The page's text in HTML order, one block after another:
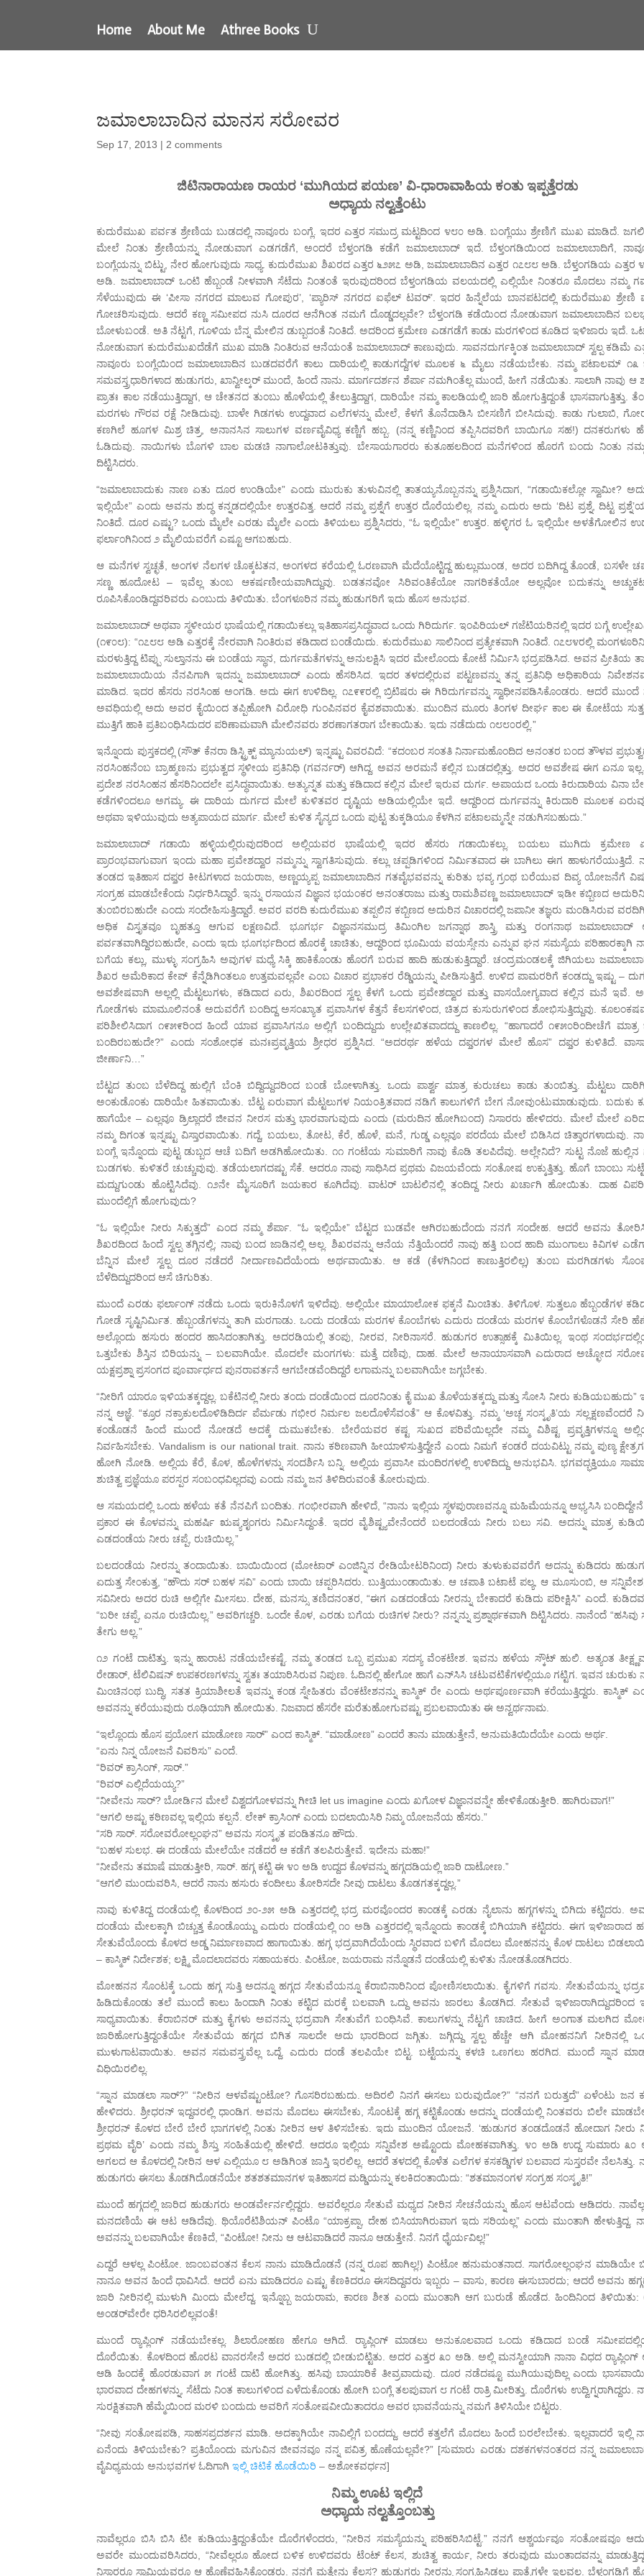
Home About Me Athree Books
ಜಮಾಲಾಬಾದಿನ ಮಾನಸ ಸರೋವರ
Sep 17, 2013 | 2 comments
ಜಿಟಿನಾರಾಯಣ ರಾಯರ ‘ಮುಗಿಯದ ಪಯಣ’ ವಿ-ಧಾರಾವಾಹಿಯ ಕಂತು ಇಪ್ಪತ್ತೆರಡು
ಅಧ್ಯಾಯ ನಲ್ವತ್ತೆಂಟು
ಕುದುರೆಮುಖ ಪರ್ವತ ಶ್ರೇಣಿಯ ಬುಡದಲ್ಲಿ ನಾವೂರು ಬಂಗ್ಲೆ. ಇದರ ಎತ್ತರ ಸಮುದ್ರ ಮಟ್ಟದಿಂದ ೪೮೦ ಅಡಿ. ಬಂಗ್ಲೆಯು ಶ್ರೇಣಿಗೆ ಮುಖ ಮಾಡಿದೆ.
ಮೇಲೆ ನಿಂತು ಶ್ರೇಣಿಯನ್ನು ನೋಡುವಾಗ ಎಡಗಡೆಗೆ, ಅಂದರೆ ಬೆಳ್ತಂಗಡಿ ಕಡೆಗೆ ಜಮಾಲಾಬಾದ್ ಇದೆ. ಬೆಳ್ತಂಗಡಿಯಿಂದ ಜಮಾಲಾಬಾದಿಗೆ,
ಬಂಗ್ಲೆಯನ್ನು ಬಿಟ್ಟು, ನೇರ ಹೋಗುವುದು ಸಾಧ್ಯ. ಕುದುರೆಮುಖ ಶಿಖರದ ಎತ್ತರ ೬೨೫೭ ಅಡಿ, ಜಮಾಲಾಬಾದಿನ ಎತ್ತರ ೧೭೮೮ ಅಡಿ. ಬೆಳ್ತಂಗಡಿಯ ಎತ್ತರ
ಅಡಿ. ಜಮಾಲಾಬಾದ್ ಒಂಟಿ ಹೆಬ್ಬಂಡೆ ನೀಳವಾಗಿ ಸೆಟೆದು ನಿಂತಂತೆ ಇರುವುದರಿಂದ ಬೆಳ್ತಂಗಡಿಯ ವಲಯದಲ್ಲಿ ಎಲ್ಲಿಯೇ ನಿಂತರೂ ಮೊದಲು ನಮ್ಮ
ಸೆಳೆಯುವುದು ಈ ‘ಪೀಸಾ ನಗರದ ಮಾಲುವ ಗೋಪುರ’, ‘ಪ್ಯಾರಿಸ್ ನಗರದ ಐಫೆಲ್ ಟವರ್’. ಇದರ ಹಿನ್ನೆಲೆಯ ಬಾನಪಟದಲ್ಲಿ ಕುದುರೆಮುಖ ಶ್ರೇಣಿ
ಗೋಚರಿಸುವುದು. ಆದರೆ ಕಣ್ಣ ಸಮೀಪದ ನುಸಿ ದೂರದ ಆನೆಗಿಂತ ನಮಗೆ ದೊಡ್ಡದಲ್ಲವೇ? ಬೆಳ್ತಂಗಡಿ ಕಡೆಯಿಂದ ನೋಡುವಾಗ ಜಮಾಲಾಬಾದಿನ
ಬೋಳುಬಂಡೆ. ಅತಿ ನೆಟ್ಟಗೆ, ಗೂಳಿಯ ಬೆನ್ನ ಮೇಲಿನ ಡುಬ್ಬದಂತೆ ನಿಂತಿದೆ. ಅದರಿಂದ ಕ್ರಮೇಣ ಎಡಗಡೆಗೆ ಕಾಡು ಮರಗಳಿಂದ ಕೂಡಿದ ಇಳಿಜಾರು ಇದೆ.
ನೋಡುವಾಗ ಕುದುರೆಮುಖದೆಡೆಗೆ ಮುಖ ಮಾಡಿ ನಿಂತಿರುವ ಆನೆಯಂತೆ ಜಮಾಲಾಬಾದ್ ಕಾಣುವುದು. ಸಾವನದುರ್ಗಕ್ಕಿಂತ ಜಮಾಲಾಬಾದ್ ಸ್ವಲ್ಪ ಕಡಿಮೆ
ನಾವೂರು ಬಂಗ್ಲೆಯಿಂದ ಜಮಾಲಾಬಾದಿನ ಬುಡದವರೆಗೆ ಕಾಲು ದಾರಿಯಲ್ಲಿ ಕಾಡುಗದ್ದೆಗಳ ಮೂಲಕ ೬ ಮೈಲು ನಡೆಯಬೇಕು. ನಮ್ಮ ಪಟಾಲಮ್ ೧೩
ಸಮವಸ್ತ್ರಧಾರಿಗಳಾದ ಹುಡುಗರು, ಖಾನ್ವೀಲ್ಕರ್ ಮುಂದೆ, ಹಿಂದೆ ನಾನು. ಮಾರ್ಗದರ್ಶನ ಶೆರ್ಪಾ ನಮಗಿಂತೆಲ್ಲ ಮುಂದೆ, ಹೀಗೆ ನಡೆಯಿತು. ಸಾಲಾಗಿ ನಾವು ಆ
ಪ್ರಾತಃ ಕಾಲ ನಡೆಯುತ್ತಿದ್ದಾಗ, ಆ ಚೇತನದ ತುಂಬು ಹೊಳೆಯಲ್ಲಿ ತೇಲುತ್ತಿದ್ದಾಗ, ದಾರಿಯೇ ನಮ್ಮ ಕಾಲಡಿಯಲ್ಲಿ ಜಾರಿ ಹೋಗುತ್ತಿದ್ದಂತೆ ಭಾಸವಾಗುತ್ತಿತ್ತು.
ಮರಗಳು ಗೌರವ ರಕ್ಷೆ ನೀಡಿದುವು. ಬಾಳೇ ಗಿಡಗಳು ಉದ್ದವಾದ ಎಲೆಗಳನ್ನು ಮೇಲೆ, ಕೆಳಗೆ ತೊನೆದಾಡಿಸಿ ಬೀಸಣಿಗೆ ಬೀಸಿದುವು. ಕಾಡು ಗುಲಾಬಿ,
ಕಣಗಿಲೆ ಹೂಗಳ ಮಿಶ್ರ ಚಿತ್ರ, ಅನಾನಸಿನ ಸಾಲುಗಳ ವರ್ಣವೈವಿಧ್ಯ ಕಣ್ಣಿಗೆ ಹಬ್ಬ. (ನನ್ನ ಕಣ್ಣಿನಿಂದ ತಪ್ಪಿಸಿದವರಿಗೆ ಬಾಯಿಗೂ ಸಹ!) ದನಕರುಗಳು
ಓಡಿದುವು. ನಾಯಿಗಳು ಬೊಗಳಿ ಬಾಲ ಮಡಚಿ ನಾಗಾಲೋಟಕಿತ್ತುವು. ಬೇಸಾಯಗಾರರು ಕುತೂಹಲದಿಂದ ಮನೆಗಳಿಂದ ಹೊರಗೆ ಬಂದು ನಿಂತು
ದಿಟ್ಟಿಸಿದರು.
“ಜಮಾಲಾಬಾದುಕು ನಾಣ ಏತು ದೂರ ಉಂಡಿಯೇ” ಎಂದು ಮುರುಕು ತುಳುವಿನಲ್ಲಿ ತಾತಯ್ಯನೊಬ್ಬನನ್ನು ಪ್ರಶ್ನಿಸಿದಾಗ, “ಗಡಾಯಿಕಲ್ಲೋ ಸ್ವಾಮೀ?
ಇಲ್ಲಿಯೇ” ಎಂದು ಅವನು ಶುದ್ಧ ಕನ್ನಡದಲ್ಲಿಯೇ ಉತ್ತರವಿತ್ತ. ಆದರೆ ನಮ್ಮ ಪ್ರಶ್ನೆಗೆ ಉತ್ತರ ದೊರೆಯಲಿಲ್ಲ. ನಮ್ಮ ಎದುರು ಅದು ‘ದಿಟ ಪ್ರಶ್ನೆ, ದಿಟ್ಟ
ನಿಂತಿದೆ. ದೂರ ಎಷ್ಟು? ಒಂದು ಮೈಲೇ ಎರಡು ಮೈಲೇ ಎಂದು ತಿಳಿಯಲು ಪ್ರಶ್ನಿಸಿದರು, “ಓ ಇಲ್ಲಿಯೇ” ಉತ್ತರ. ಹಳ್ಳಿಗರ ಓ ಇಲ್ಲಿಯೇ ಅಳತೆಗೋಲಿನ
ಫರ್ಲಾಂಗಿನಿಂದ ೨ ಮೈಲಿಯವರೆಗೆ ಎಷ್ಟೂ ಆಗಬಹುದು.
ಆ ಮನೆಗಳ ಸ್ವಚ್ಛತೆ, ಅಂಗಳ ನೆಲಗಳ ಚೊಕ್ಕಟತನ, ಅಂಗಳದ ಕರೆಯಲ್ಲಿ ಓರಣವಾಗಿ ಮೆದೆಯೊಟ್ಟಿದ್ದ ಹುಲ್ಲುಮುಂಡ, ಅದರ ಬದಿಗಿದ್ದ ತೊಂಡೆ, ಬಸಳೇ
ಸಣ್ಣ ಹೂದೋಟ – ಇವೆಲ್ಲ ತುಂಬ ಆಕರ್ಷಣೀಯವಾಗಿದ್ದುವು. ಬಡತನವೋ ಸಿರಿವಂತಿಕೆಯೋ ನಾಗರಿಕತೆಯೋ ಅಲ್ಲವೋ ಬದುಕನ್ನು
ರೂಪಿಸಿಕೊಂಡಿದ್ದವರಿವರು ಎಂಬುದು ತಿಳಿಯಿತು. ಬೆಂಗಳೂರಿನ ನಮ್ಮ ಹುಡುಗರಿಗೆ ಇದು ಹೊಸ ಅನುಭವ.
ಜಮಾಲಾಬಾದ್ ಅಥವಾ ಸ್ಥಳೀಯರ ಭಾಷೆಯಲ್ಲಿ ಗಡಾಯಿಕಲ್ಲು ಇತಿಹಾಸಪ್ರಸಿದ್ಧವಾದ ಒಂದು ಗಿರಿದುರ್ಗ. ಇಂಪಿರಿಯಲ್ ಗಜೆಟಿಯರಿನಲ್ಲಿ ಇದರ ಬಗ್ಗೆ
(೧೯೦೮): “೧೭೮೮ ಅಡಿ ಎತ್ತರಕ್ಕೆ ನೇರವಾಗಿ ನಿಂತಿರುವ ಕಡಿದಾದ ಬಂಡೆಯಿದು. ಕುದುರೆಮುಖ ಸಾಲಿನಿಂದ ಪ್ರತ್ಯೇಕವಾಗಿ ನಿಂತಿದೆ. ೧೭೮೪ರಲ್ಲಿ
ಮರಳುತ್ತಿದ್ದ ಟಿಪ್ಪು ಸುಲ್ತಾನನು ಈ ಬಂಡೆಯ ಸ್ಥಾನ, ದುರ್ಗಮತೆಗಳನ್ನು ಅನುಲಕ್ಷಿಸಿ ಇದರ ಮೇಲೊಂದು ಕೋಟೆ ನಿರ್ಮಿಸಿ ಭದ್ರಪಡಿಸಿದ. ಅವನ ಪ್ರೀತಿಯ
ಜಮಾಲಾಬಾಯಿಯ ನೆನಪಿಗಾಗಿ ಇದನ್ನು ಜಮಾಲಾಬಾದ್ ಎಂದು ಹೆಸರಿಸಿದ. ಇದರ ತಳದಲ್ಲಿರುವ ಪಟ್ಟಣವನ್ನು ತನ್ನ ಪ್ರತಿನಿಧಿ ಅಧಿಕಾರಿಯ
ಮಾಡಿದ. ಇದರ ಹೆಸರು ನರಸಿಂಹ ಅಂಗಡಿ. ಅದು ಈಗ ಉಳಿದಿಲ್ಲ. ೧೭೯೯ರಲ್ಲಿ ಬ್ರಿಟಿಷರು ಈ ಗಿರಿದುರ್ಗವನ್ನು ಸ್ವಾಧೀನಪಡಿಸಿಕೊಂಡರು. ಆದರೆ ಮುಂದೆ
ಅವಧಿಯಲ್ಲಿ ಅದು ಅವರ ಕೈಯಿಂದ ತಪ್ಪಿಹೋಗಿ ವಿರೋಧಿ ಗುಂಪಿನವರ ಕೈವಶವಾಯಿತು. ಮುಂದಿನ ಮೂರು ತಿಂಗಳ ದೀರ್ಘ ಕಾಲ ಈ ಕೋಟೆಯ
ಮುತ್ತಿಗೆ ಹಾಕಿ ಪ್ರತಿಬಂಧಿಸಿದುದರ ಪರಿಣಾಮವಾಗಿ ಮೇಲಿನವರು ಶರಣಾಗತರಾಗ ಬೇಕಾಯಿತು. ಇದು ನಡೆದುದು ೧೮೮೦ರಲ್ಲಿ.”
ಇನ್ನೊಂದು ಪುಸ್ತಕದಲ್ಲಿ (ಸೌತ್ ಕೆನರಾ ಡಿಸ್ಟ್ರಿಕ್ಟ್ ಮ್ಯಾನುಯಲ್) ಇನ್ನಷ್ಟು ವಿವರವಿದೆ: “ಕದಂಬರ ಸಂತತಿ ನಿರ್ನಾಮಹೊಂದಿದ ಅನಂತರ ಬಂದ ತೌಳವ
ನರಸಿಂಹನೆಂಬ ಬ್ರಾಹ್ಮಣನು ಪ್ರಭುತ್ವದ ಸ್ಥಳೀಯ ಪ್ರತಿನಿಧಿ (ಗವರ್ನರ್) ಆಗಿದ್ದ. ಅವನ ಅರಮನೆ ಕಲ್ಲಿನ ಬುಡದಲ್ಲಿತ್ತು. ಅದರ ಅವಶೇಷ ಈಗ ಏನೂ
ಪ್ರದೇಶ ನರಸಿಂಹನ ಹೆಸರಿನಿಂದಲೇ ಪ್ರಸಿದ್ಧವಾಯಿತು. ಅತ್ಯುನ್ನತ ಮತ್ತು ಕಡಿದಾದ ಕಲ್ಲಿನ ಮೇಲೆ ಇರುವ ದುರ್ಗ. ಅಪಾಯದ ಒಂದು ಕಿರುದಾರಿಯ ವಿನಾ
ಕಡೆಗಳಿಂದಲೂ ಅಗಮ್ಯ. ಈ ದಾರಿಯ ದುರ್ಗದ ಮೇಲೆ ಕುಳಿತವರ ದೃಷ್ಟಿಯ ಅಡಿಯಲ್ಲಿಯೇ ಇದೆ. ಆದ್ದರಿಂದ ದುರ್ಗವನ್ನು ಕಿರುದಾರಿ ಮೂಲಕ
ಅಥವಾ ಇಳಿಯುವುದು ಅತ್ಯಪಾಯದ ಮಾರ್ಗ. ಮೇಲೆ ಕುಳಿತ ಸೈನ್ಯದ ಒಂದು ಪುಟ್ಟ ತುಕ್ಕಡಿಯೂ ಕೆಳಗಿನ ಪಟಾಲಮ್ಮನ್ನೇ ನಡುಗಿಸಬಹುದು.”
ಜಮಾಲಾಬಾದ್ ಗಡಾಯಿ ಹಳ್ಳಿಯಲ್ಲಿರುವುದರಿಂದ ಅಲ್ಲಿಯವರ ಭಾಷೆಯಲ್ಲಿ ಇದರ ಹೆಸರು ಗಡಾಯಿಕಲ್ಲು. ಬಯಲು ಮುಗಿದು ಕ್ರಮೇಣ
ಪ್ರಾರಂಭವಾಗುವಾಗ ಇಂದು ಮಹಾ ಪ್ರವೇಶದ್ವಾರ ನಮ್ಮನ್ನು ಸ್ವಾಗತಿಸುವುದು. ಕಲ್ಲು ಚಪ್ಪಡಿಗಳಿಂದ ನಿರ್ಮಿತವಾದ ಈ ಬಾಗಿಲು ಈಗ ಹಾಳುಗರೆಯುತ್ತಿದೆ.
ತಂಡದ ಇತಿಹಾಸ ದಫ್ತರ ಕೀಟಗಳಾದ ಜಯರಾಜ, ಅಣ್ಣಯ್ಯಪ್ಪ ಜಮಾಲಾಬಾದಿನ ಗತವೈಭವವನ್ನು ಕುರಿತು ಭವ್ಯ ಗ್ರಂಥ ಬರೆಯುವ ದಿವ್ಯ ಯೋಜನೆಗೆ
ಸಂಗ್ರಹ ಮಾಡಬೇಕೆಂದು ನಿರ್ಧರಿಸಿದ್ದಾರೆ. ಇನ್ನು ರಸಾಯನ ವಿಜ್ಞಾನ ಭಯಂಕರ ಅನಂತರಾಜು ಮತ್ತು ರಾಮಶಿವಣ್ಣ ಜಮಾಲಾಬಾದ್ ಇಡೀ ಕಬ್ಬಿಣದ
ತುಂಬಿರಬಹುದೇ ಎಂದು ಸಂದೇಹಿಸುತ್ತಿದ್ದಾರೆ. ಅವರ ವರದಿ ಕುದುರೆಮುಖ ತಪ್ಪಲಿನ ಕಬ್ಬಿಣದ ಅದುರಿನ ವಿಚಾರದಲ್ಲಿ ಜಪಾನೀ ತಜ್ಞರು ಮಂಡಿಸಿರುವ
ಅಧಿಕ ವಿಸ್ತೃತವೂ ಬೃಹತ್ತೂ ಆಗುವ ಲಕ್ಷಣವಿದೆ. ಭೂಗರ್ಭ ವಿಜ್ಞಾನಸಮುದ್ರ ತಿಮಿಂಗಿಲ ಜಗನ್ನಾಥ ಶಾಸ್ತ್ರಿ ಮತ್ತು ರಂಗನಾಥ ಜಮಾಲಾಬಾದ್
ಪರ್ವತವಾಗಿದ್ದಿರಬಹುದೇ, ಎಂದು ಇದು ಭೂಗರ್ಭದಿಂದ ಹೊರಕ್ಕೆ ಚಾಚಿತು, ಆದ್ದರಿಂದ ಭೂಮಿಯ ವಯಸ್ಸೇನು ಎನ್ನುವ ಘನ ಸಮಸ್ಯೆಯ ಪರಿಹಾರಕ್ಕಾಗಿ
ಬಗೆಯ ಕಲ್ಲು, ಮುಳ್ಳು ಸಂಗ್ರಹಿಸಿ ಅವುಗಳ ಮಧ್ಯೆ ಸಿಕ್ಕಿ ಹಾಕಿಕೊಂಡು ಹೊರಗೆ ಬರುವ ಹಾದಿ ಹುಡುಕುತ್ತಿದ್ದಾರೆ. ಚಂದ್ರಮಂಡಲಕ್ಕೆ ಜಿಗಿಯಲು
ಶಿಖರ ಅಮೆರಿಕಾದ ಕೇಪ್ ಕೆನ್ನೆಡಿಗಿಂತಲೂ ಉತ್ತಮವಲ್ಲವೇ ಎಂಬ ವಿಚಾರ ಪ್ರಭಾಕರ ರೆಡ್ಡಿಯನ್ನು ಪೀಡಿಸುತ್ತಿದೆ. ಉಳಿದ ಪಾಮರರಿಗೆ ಕಂಡದ್ದು ಇಷ್ಟು –
ಅವಶೇಷವಾಗಿ ಅಲ್ಲಲ್ಲಿ ಮೆಟ್ಟಲುಗಳು, ಕಡಿದಾದ ಏರು, ಶಿಖರದಿಂದ ಸ್ವಲ್ಪ ಕೆಳಗೆ ಒಂದು ಪ್ರವೇಶದ್ವಾರ ಮತ್ತು ವಾಸಯೋಗ್ಯವಾದ ಕಲ್ಲಿನ ಮನೆ ಇವೆ.
ಗೋಡೆಗಳು ಮಾಮೂಲಿನಂತೆ ಅದುವರೆಗೆ ಬಂದಿದ್ದ ಅಸಂಖ್ಯಾತ ಪ್ರವಾಸಿಗಳ ಕೆತ್ತನೆ ಕೆಲಸಗಳಿಂದ, ಚಿತ್ರದ ಕುಸುರುಗಳಿಂದ ಶೋಭಿಸುತ್ತಿದ್ದುವು.
ಪರಿಶೀಲಿಸಿದಾಗ ೧೯೫೯ರಿಂದ ಹಿಂದೆ ಯಾವ ಪ್ರವಾಸಿಗನೂ ಅಲ್ಲಿಗೆ ಬಂದಿದ್ದುದು ಉಲ್ಲೇಖಿತವಾದದ್ದು ಕಾಣಲಿಲ್ಲ. “ಹಾಗಾದರೆ ೧೯೫೦ರಿಂದೀಚೆಗೆ ಮಾತ್ರ
ಬಂದಿರಬಹುದೇ?” ಎಂದು ಸಂಶೋಧಕ ಮನಃಪ್ರವೃತ್ತಿಯ ಶ್ರೀಧರ ಪ್ರಶ್ನಿಸಿದ. “ಅದರರ್ಥ ಹಳೆಯ ದಫ್ತರಗಳ ಮೇಲೆ ಹೊಸ” ದಫ್ತರ ಕುಳಿತಿದೆ.
ಜೀರ್ಣಾನಿ…”
ಬೆಟ್ಟದ ತುಂಬ ಬೆಳೆದಿದ್ದ ಹುಲ್ಲಿಗೆ ಬೆಂಕಿ ಬಿದ್ದಿದ್ದುದರಿಂದ ಬಂಡೆ ಬೋಳಾಗಿತ್ತು. ಒಂದು ಪಾರ್ಶ್ವ ಮಾತ್ರ ಕುರುಚಲು ಕಾಡು ತುಂಬಿತ್ತು. ಮೆಟ್ಟಲು
ಅಂಕುಡೊಂಕು ದಾರಿಯೇ ಹಿತವಾಯಿತು. ಬೆಟ್ಟ ಏರುವಾಗ ಮೆಟ್ಟಲುಗಳ ನಿಯಂತ್ರಿತವಾದ ನಡಿಗೆ ಕಾಲುಗಳಿಗೆ ಬೇಗ ನೋವುಂಟುಮಾಡುವುದು. ಬದುಕು
ಹಾಗೆಯೇ – ಎಲ್ಲವೂ ಡ್ರಿಲ್ಲಾದರೆ ಜೀವನ ನೀರಸ ಮತ್ತು ಭಾರವಾಗುವುದು ಎಂದು (ಮರುದಿನ ಹೋಗಿಬಂದ) ನಿಸಾರರು ಹೇಳಿದರು. ಮೇಲೆ ಮೇಲೆ
ನಮ್ಮ ದಿಗಂತ ಇನ್ನಷ್ಟು ವಿಸ್ತಾರವಾಯಿತು. ಗದ್ದೆ, ಬಯಲು, ತೋಟ, ಕೆರೆ, ಹೊಳೆ, ಮನೆ, ಗುಡ್ಡ ಎಲ್ಲವೂ ಪರದೆಯ ಮೇಲೆ ಬಿಡಿಸಿದ ಚಿತ್ತಾರಗಳಾದುವು.
ಬಂಗ್ಲೆ ಇನ್ನೊಂದು ಪುಟ್ಟ ಡುಬ್ಬದ ಆಚೆ ಬದಿಗೆ ಅಡಗಿಹೋಯಿತು. ೧೧ ಗಂಟೆಯ ಸುಮಾರಿಗೆ ನಾವು ಕೊಡಿ ತಲಪಿದೆವು. ಅಲ್ಲೇನಿದೆ? ಸುಟ್ಟ ನೊಜೆ ಹುಲ್ಲಿನ
ಬುಡಗಳು. ಕುಳಿತರೆ ಚುಚ್ಚುವುವು. ತಡೆಯಲಾಗದಷ್ಟು ಸೆಕೆ. ಆದರೂ ನಾವು ಸಾಧಿಸಿದ ಪ್ರಥಮ ವಿಜಯವೆಂದು ಸಂತೋಷ ಉಕ್ಕುತ್ತಿತ್ತು. ಹೊಗೆ ಬಾಂಬು
ಮದ್ದುಗುಂಡು ಹೊಟ್ಟಿಸಿದೆವು. ೧೨ನೇ ಮೈಸೂರಿಗೆ ಜಯಕಾರ ಕೂಗಿದೆವು. ವಾಟರ್ ಬಾಟಲಿನಲ್ಲಿ ತಂದಿದ್ದ ನೀರು ಖರ್ಚಾಗಿ ಹೋಯಿತು. ದಾಹ
ಮುಂದೆಲ್ಲಿಗೆ ಹೋಗುವುದು?
“ಓ ಇಲ್ಲಿಯೇ ನೀರು ಸಿಕ್ಕುತ್ತದೆ” ಎಂದ ನಮ್ಮ ಶೆರ್ಪಾ. “ಓ ಇಲ್ಲಿಯೇ” ಬೆಟ್ಟದ ಬುಡವೇ ಆಗಿರಬಹುದೆಂದು ನನಗೆ ಸಂದೇಹ. ಆದರೆ ಅವನು
ಶಿಖರದಿಂದ ಹಿಂದೆ ಸ್ವಲ್ಪ ತಗ್ಗಿನಲ್ಲಿ; ನಾವು ಬಂದ ಜಾಡಿನಲ್ಲಿ ಅಲ್ಲ. ಶಿಖರವನ್ನು ಆನೆಯ ನೆತ್ತಿಯೆಂದರೆ ನಾವು ಹತ್ತಿ ಬಂದ ಹಾದಿ ಮುಂಗಾಲು ಕಿವಿಗಳ
ಬೆನ್ನಿನ ಮೇಲೆ ಸ್ವಲ್ಪ ದೂರ ನಡೆದರೆ ನೀರ್ದಾಣವಿದೆಯೆಂದು ಅರ್ಥವಾಯಿತು. ಆ ಕಡೆ (ಕೆಳಗಿನಿಂದ ಕಾಣುತ್ತಿರಲಿಲ್ಲ) ತುಂಬ ಮರಗಿಡಗಳು
ಬೆಳೆದಿದ್ದುದರಿಂದ ಆಸೆ ಚಿಗುರಿತು.
ಮುಂದೆ ಎರಡು ಫರ್ಲಾಂಗ್ ನಡೆದು ಒಂದು ಇರುಕಿನೊಳಗೆ ಇಳಿದೆವು. ಅಲ್ಲಿಯೇ ಮಾಯಾಲೋಕ ಫಕ್ಕನೆ ಮಿಂಚಿತು. ತಿಳಿಗೊಳ. ಸುತ್ತಲೂ ಹೆಬ್ಬಂಡೆಗಳ
ಗೋಡೆ ಸೃಷ್ಟಿನಿರ್ಮಿತ. ಹೆಬ್ಬಂಡೆಗಳನ್ನು ತಾಗಿ ಮರಗಾಡು. ಒಂದು ದಂಡೆಯ ಮರಗಳ ಕೊಂಬೆಗಳು ಎದುರು ದಂಡೆಯ ಮರಗಳ ಕೊಂಬೆಗಳೊಡನೆ ಸೇರಿ
ಅಲ್ಲೊಂದು ಹಸುರು ಹಂದರ ಹಾಸಿದಂತಾಗಿತ್ತು. ಅದರಡಿಯಲ್ಲಿ ತಂಪು, ನೀರವ, ನೀರಿನಾಸರೆ. ಹುಡುಗರ ಉತ್ಸಾಹಕ್ಕೆ ಮಿತಿಯಿಲ್ಲ. ಇಂಥ
ಒತ್ತಬೇಕು ಶಿಸ್ತಿನ ಬಿರಿಯನ್ನು – ಬಲವಾಗಿಯೇ. ಮೊದಲೇ ಮಂಗಗಳು: ಮತ್ತೆ ದಣಿವು, ದಾಹ. ಮೇಲೆ ಅನಾಯಾಸವಾಗಿ ಎದುರಾದ ಅಚ್ಛೋದ
ಯಕ್ಷಪ್ರಶ್ನಾ ಪ್ರಸಂಗದ ಪೂರ್ವಾರ್ಧದ ಪುನರಾವರ್ತನೆ ಆಗಬೇಡವೆಂದಿದ್ದರೆ ಲಗಾಮನ್ನು ಬಲವಾಗಿಯೇ ಜಗ್ಗಬೇಕು.
“ನೀರಿಗೆ ಯಾರೂ ಇಳಿಯತಕ್ಕದ್ದಲ್ಲ. ಬಕೆಟಿನಲ್ಲಿ ನೀರು ತಂದು ದಂಡೆಯಿಂದ ದೂರನಿಂತು ಕೈ ಮುಖ ತೊಳೆಯತಕ್ಕದ್ದು ಮತ್ತು ಸೋಸಿ ನೀರು ಕುಡಿಯಬಹುದು”
ನನ್ನ ಆಜ್ಞೆ. “ಕ್ರೂರ ನಕ್ರಾಕುಲದೊಳಿಡಿದಿರ್ದ ಪೆರ್ಮಡು ಗಭೀರ ನಿರ್ಮಲ ಜಲದೊಳೆಸೆವಂತೆ” ಆ ಕೊಳವಿತ್ತು. ನಮ್ಮ ‘ಅಚ್ಚ ಸಂಸ್ಕೃತಿ’ಯ ಸಲ್ಲಕ್ಷಣವೆಂದರೆ
ಕಂಡೊಡನೆ ಹಿಂದೆ ಮುಂದೆ ನೋಡದೆ ಅದಕ್ಕೆ ದುಮುಕಬೇಕು. ಬೇರೆಯವರ ಕಷ್ಟ ಸುಖದ ಪರಿವೆಯಿಲ್ಲದೇ ನಮ್ಮ ವಿಶಿಷ್ಟ ಪ್ರವೃತ್ತಿಗಳನ್ನೂ
ನಿರ್ವಹಿಸಬೇಕು. Vandalism is our national trait. ನಾನು ಕಠಿಣವಾಗಿ ಹೀಯಾಳಿಸುತ್ತಿದ್ದೇನೆ ಎಂದು ನಿಮಗೆ ಕಂಡರೆ ದಯವಿಟ್ಟು ನಮ್ಮ ಪುಣ್ಯ
ಹೋಗಿ ನೋಡಿ. ಅಲ್ಲಿಯ ಕೆರೆ, ಕೊಳ, ಹೊಳೆಗಳನ್ನು ಸಂದರ್ಶಿಸಿ ಬನ್ನಿ. ಅಲ್ಲಿಯ ಪ್ರವಾಸೀ ಮಂದಿರಗಳಲ್ಲಿ ಉಳಿದಿದ್ದು ಅನುಭವಿಸಿ. ಭಗವದ್ಭಕ್ತಿಯೂ
ಶುಚಿತ್ವ ಪ್ರಜ್ಞೆಯೂ ಪರಸ್ಪರ ಸಂಬಂಧವಿಲ್ಲದವು ಎಂದು ನಮ್ಮ ಜನ ತಿಳಿದಿರುವಂತೆ ತೋರುವುದು.
ಆ ಸಮಯದಲ್ಲಿ ಒಂದು ಹಳೆಯ ಕತೆ ನೆನಪಿಗೆ ಬಂದಿತು. ಗಂಭೀರವಾಗಿ ಹೇಳಿದೆ, “ನಾನು ಇಲ್ಲಿಯ ಸ್ಥಳಪುರಾಣವನ್ನೂ ಮಹಿಮೆಯನ್ನೂ ಅಭ್ಯಸಿಸಿ
ಪ್ರಕಾರ ಈ ಕೊಳವನ್ನು ಮಹರ್ಷಿ ಋಷ್ಯಶೃಂಗರು ನಿರ್ಮಿಸಿದ್ದಂತೆ. ಇದರ ವೈಶಿಷ್ಟ್ಯವೇನೆಂದರೆ ಬಲದಂಡೆಯ ನೀರು ಬಲು ಸವಿ. ಅದನ್ನು ಮಾತ್ರ
ಎಡದಂಡೆಯ ನೀರು ಚಪ್ಪೆ, ರುಚಿಯಿಲ್ಲ.”
ಬಲದಂಡೆಯ ನೀರನ್ನು ತಂದಾಯಿತು. ಬಾಯಿಯಿಂದ (ಮೋಟಾರ್ ಎಂಜಿನ್ನಿನ ರೇಡಿಯೇಟರಿನಿಂದ) ನೀರು ತುಳುಕುವವರೆಗೆ ಅದನ್ನು ಕುಡಿದರು
ಏದುತ್ತ ಸೇಂಕುತ್ತ, “ಹೌದು ಸರ್ ಬಹಳ ಸವಿ” ಎಂದು ಬಾಯಿ ಚಪ್ಪರಿಸಿದರು. ಬುತ್ತಿಯುಂಡಾಯಿತು. ಆ ಚಪಾತಿ ಬಟಾಟೆ ಪಲ್ಯ, ಆ ಮೂಸುಂಬಿ, ಆ
ಸವಿನೀರು ಅದರ ರುಚಿ ಅಲ್ಲಿಗೇ ಮೀಸಲು. ದೇಹ, ಮನಸ್ಸು ತಣಿದನಂತರ, “ಈಗ ಎಡದಂಡೆಯ ನೀರನ್ನು ಬೇಕಾದರೆ ಕುಡಿದು ಪರೀಕ್ಷಿಸಿ” ಎಂದೆ.
“ಬರೀ ಚಪ್ಪೆ, ಏನೂ ರುಚಿಯಿಲ್ಲ.” ಅವರಿಗಚ್ಚರಿ. ಒಂದೇ ಕೊಳ, ಎರಡು ಬಗೆಯ ರುಚಿಗಳ ನೀರು? ನನ್ನನ್ನು ಪ್ರಶ್ನಾರ್ಥಕವಾಗಿ ದಿಟ್ಟಿಸಿದರು. ನಾನೆಂದೆ “ಹಸಿವು
ತೇಗು ಅಲ್ಲ.”
೧೨ ಗಂಟೆ ದಾಟಿತ್ತು. ಇನ್ನು ಹಾರಾಟ ನಡೆಯಬೇಕಷ್ಟೆ. ನಮ್ಮ ತಂಡದ ಒಬ್ಬ ಪ್ರಮುಖ ಸದಸ್ಯ ವೆಂಕಟೇಶ. ಇವನು ಹಳೆಯ ಸ್ಕೌಟ್ ಹುಲಿ. ಅತ್ಯಂತ
ರೇಡಾರ್, ಟೆಲಿವಿಷನ್ ಉಪಕರಣಗಳನ್ನು ಸ್ವತಃ ತಯಾರಿಸಿರುವ ನಿಪುಣ. ಓದಿನಲ್ಲಿ ಹೇಗೋ ಹಾಗೆ ಎನ್‌ಸಿಸಿ ಚಟುವಟಿಕೆಗಳಲ್ಲಿಯೂ ಗಟ್ಟಿಗ. ಇವನ ಚುರುಕು
ಮಿಂಚಿನಂಥ ಬುದ್ಧಿ, ಸತತ ಕ್ರಿಯಾಶೀಲತೆ ಇವನ್ನು ಕಂಡ ಸ್ನೇಹಿತರು ವೆಂಕಟೇಶನನ್ನು ಕಾಸ್ಮಿಕ್ ರೇ ಎಂದು ಅರ್ಥಪೂರ್ಣವಾಗಿ ಕರೆಯುತ್ತಿದ್ದರು. ಕಾಸ್ಮಿಕ್
ಅವನನ್ನು ಕರೆಯುವುದು ರೂಢಿಯಾಗಿ ಹೋಯಿತು. ನಿಜವಾದ ಹೆಸರೇ ಮರೆತುಹೋಗುವಷ್ಟು ಪ್ರಬಲವಾಯಿತು ಈ ಅನ್ವರ್ಥನಾಮ.
“ಇಲ್ಲೊಂದು ಹೊಸ ಪ್ರಯೋಗ ಮಾಡೋಣ ಸಾರ್” ಎಂದ ಕಾಸ್ಮಿಕ್. “ಮಾಡೋಣ” ಎಂದರೆ ತಾನು ಮಾಡುತ್ತೇನೆ, ಅನುಮತಿಯಿದೆಯೇ ಎಂದು ಅರ್ಥ.
“ಏನು ನಿನ್ನ ಯೋಜನೆ ವಿವರಿಸು” ಎಂದೆ.
“ರಿವರ್ ಕ್ರಾಸಿಂಗ್, ಸಾರ್.”
“ರಿವರ್ ಎಲ್ಲಿದೆಯಯ್ಯ?”
“ನೀವೇನು ಸಾರ್? ಬೋರ್ಡಿನ ಮೇಲೆ ವಿಶ್ವದಗೋಳವನ್ನು ಗೀಚಿ let us imagine ಎಂದು ಖಗೋಳ ವಿಜ್ಞಾನವನ್ನೇ ಹೇಳಿಕೊಡುತ್ತೀರಿ. ಹಾಗಿರುವಾಗ!”
“ಆಗಲಿ ಅಷ್ಟು ಕಠಿಣವಲ್ಲ ಇಲ್ಲಿಯ ಕಲ್ಪನೆ. ಲೇಕ್ ಕ್ರಾಸಿಂಗ್ ಎಂದು ಬದಲಾಯಿಸಿರಿ ನಿಮ್ಮ ಯೋಜನೆಯ ಹೆಸರು.”
“ಸರಿ ಸಾರ್. ಸರೋವರೋಲ್ಲಂಘನ” ಅವನು ಸಂಸ್ಕೃತ ಪಂಡಿತನೂ ಹೌದು.
“ಬಹಳ ಸುಲಭ. ಈ ದಂಡೆಯ ಮೇಲೆಯೇ ನಡೆದರೆ ಆ ಕಡೆಗೆ ತಲಪಿರುತ್ತೇವೆ. ಇದೇನು ಮಹಾ!”
“ನೀವೇನು ತಮಾಷೆ ಮಾಡುತ್ತೀರಿ, ಸಾರ್. ಹಗ್ಗ ಕಟ್ಟಿ ಈ ೪೦ ಅಡಿ ಉದ್ದದ ಕೊಳವನ್ನು ಹಗ್ಗದಡಿಯಲ್ಲಿ ಜಾರಿ ದಾಟೋಣ.”
“ಆಗಲಿ ಮುಂದುವರಿಸಿ, ಆದರೆ ನಾನು ಹಸುರು ಕಂದೀಲು ತೋರಿಸದೇ ನೀವು ದಾಟಲು ತೊಡಗತಕ್ಕದ್ದಲ್ಲ.”
ನಾವು ಕುಳಿತಿದ್ದ ದಂಡೆಯಲ್ಲಿ ಕೊಳದಿಂದ ೨೦-೨೫ ಅಡಿ ಎತ್ತರದಲ್ಲಿ ಭದ್ರ ಮರವೊಂದರ ಕಾಂಡಕ್ಕೆ ಎರಡು ನೈಲಾನು ಹಗ್ಗಗಳನ್ನು ಬಿಗಿದು ಕಟ್ಟಿದರು.
ದಂಡೆಯ ಮೇಲಕ್ಕಾಗಿ ಬಿಚ್ಚುತ್ತ ಕೊಂಡೊಯ್ದು ಎದುರು ದಂಡೆಯಲ್ಲಿ ೧೦ ಅಡಿ ಎತ್ತರದಲ್ಲಿ ಇನ್ನೊಂದು ಕಾಂಡಕ್ಕೆ ಬಿಗಿಯಾಗಿ ಕಟ್ಟಿದರು. ಈಗ ಇಳಿಜಾರಾದ
ಸೇತುವೆಯೊಂದು ಕೊಳದ ಅಡ್ಡ ನಿರ್ಮಾಣವಾದ ಹಾಗಾಯಿತು. ಹಗ್ಗ ಭದ್ರವಾಗಿದೆಯೆಂದು ಸ್ಥಿರವಾದ ಬಳಿಗೆ ಮೊದಲು ಮೋಹನನ್ನು ಕೊಳ ದಾಟಲು
– ಕಾಸ್ಮಿಕ್ ನಿರ್ದೇಶಕ; ಲಕ್ಷ್ಮಿ ಮೊದಲಾದವರು ಸಹಾಯಕರು. ಪಿಂಟೋ, ಜಯರಾಮ ನನ್ನೊಡನೆ ದಂಡೆಯಲ್ಲಿ ಕುಳಿತು ನೋಡತೊಡಗಿದರು.
ಮೋಹನನ ಸೊಂಟಕ್ಕೆ ಒಂದು ಹಗ್ಗ ಸುತ್ತಿ ಅದನ್ನೂ ಹಗ್ಗದ ಸೇತುವೆಯನ್ನೂ ಕೆರಾಬಿನಾರಿನಿಂದ ಪೋಣಿಸಲಾಯಿತು. ಕೈಗಳಿಗೆ ಗವಸು. ಸೇತುವೆಯನ್ನು
ಹಿಡಿದುಕೊಂಡು ತಲೆ ಮುಂದೆ ಕಾಲು ಹಿಂದಾಗಿ ನಿಂತು ಕಟ್ಟಿದ ಮರಕ್ಕೆ ಬಲವಾಗಿ ಒದ್ದು ಅವನು ಜಾರಲು ತೊಡಗಿದ. ಸೇತುವೆ ಇಳಿಜಾರಾಗಿದ್ದುದರಿಂದ
ಸಾಧ್ಯವಾಯಿತು. ಕೆರಾಬಿನರ್ ಮತ್ತು ಕೈಗಳು ಅವನನ್ನು ಭದ್ರವಾಗಿ ಸೇತುವೆಗೆ ಬಂಧಿಸಿವೆ. ಕಾಲುಗಳನ್ನು ನೆಟ್ಟಗೆ ಚಾಚಿದ. ಹೀಗೆ ಅಂಗಾತ ಮಲಗಿದ
ಜಾರಿಹೋಗುತ್ತಿದ್ದಂತೆಯೇ ಸೇತುವೆಯ ಹಗ್ಗದ ಬಿಗಿತ ಸಾಲದೇ ಅದು ಭಾರದಿಂದ ಜಗ್ಗಿತು. ಜಗ್ಗಿದ್ದು ಸ್ವಲ್ಪ ಹೆಚ್ಚೇ ಆಗಿ ಮೋಹನನಿಗೆ ನೀರಿನಲ್ಲಿ
ಮುಳುಗಾಟವಾಯಿತು. ಅವನ ಸಮವಸ್ತ್ರವೆಲ್ಲ ಒದ್ದೆ. ಎದುರು ದಂಡೆ ತಲಪಿಯೇ ಬಿಟ್ಟ. ಬಟ್ಟೆಯನ್ನು ಕಳಚಿ ಒಣಗಲು ಹರಗಿದ. ಮುಂದೆ ಸ್ನಾನ
ವಿಧಿಯಿರಲಿಲ್ಲ.
“ಸ್ನಾನ ಮಾಡಲಾ ಸಾರ್?” “ನೀರಿನ ಆಳವೆಷ್ಟುಂಟೋ? ಗೊಸರಿರಬಹುದು. ಅದಿರಲಿ ನಿನಗೆ ಈಸಲು ಬರುವುದೋ?” “ನನಗೆ ಬರುತ್ತದೆ” ಏಳೆಂಟು ಜನ
ಹೇಳಿದರು. ಶ್ರೀಧರನ್ ಇದ್ದವರಲ್ಲಿ ಧಾಂಡಿಗ. ಅವನು ಮೊದಲು ಈಸಬೇಕು, ಸೊಂಟಕ್ಕೆ ಹಗ್ಗ ಕಟ್ಟಿಕೊಂಡು ಅದನ್ನು ದಂಡೆಯಲ್ಲಿ ನಿಂತವರು ಬಿಲೇ
ಶ್ರೀಧರನ್ ಕೊಳದ ಬೇರೆ ಬೇರೆ ಭಾಗಗಳಲ್ಲಿ ನಿಂತು ನೀರಿನ ಆಳ ತಿಳಿಸಬೇಕು. ಇದು ಮುಂದಿನ ಯೋಜನೆ. ‘ಹುಡುಗರ ತಂಡದೊಡನೆ ಹೋದಾಗ ನೀರು
ಪ್ರಥಮ ವೈರಿ’ ಎಂದು ನಮ್ಮ ಶಿಸ್ತು ಸಂಹಿತೆಯಲ್ಲಿ ಹೇಳಿದೆ. ಆದರೂ ಇಲ್ಲಿಯ ಸನ್ನಿವೇಶ ಅಷ್ಟೊಂದು ಮೋಹಕವಾಗಿತ್ತು. ೪೦ ಅಡಿ ಉದ್ದ ಸುಮಾರು ೩೦
ಅಗಲದ ಆ ಕೊಳದಲ್ಲಿ ನೀರಿನ ಆಳ ಎಲ್ಲಿಯೂ ೮ ಅಡಿಗಿಂತ ಜಾಸ್ತಿ ಇರಲಿಲ್ಲ. ಆದರೆ ತಳದಲ್ಲಿ ಕೊಳೆತ ಎಲೆಗಳ ಕಸಕಡ್ಡಿಗಳ ಬಲವಾದ ಸುಸ್ತರವೇ ನೆಲಸಿತ್ತು.
ಹುಡುಗರು ಈಸಲು ತೊಡಗಿದೊಡನೆಯೇ ಶತಶತಮಾನಗಳ ಇತಿಹಾಸದ ಮಡ್ಡಿಯನ್ನು ಕಲಕಿದಂತಾಯಿದು: “ಶತಮಾನಂಗಳ ಸಂಗ್ರಹ ಸಂಸ್ಕೃತಿ!”
ಮುಂದೆ ಹಗ್ಗದಲ್ಲಿ ಜಾರಿದ ಹುಡುಗರು ಅಂಡರ್ವೇರ್ನಲ್ಲಿದ್ದರು. ಅವರೆಲ್ಲರೂ ಸೇತುವೆ ಮಧ್ಯದ ನೀರಿನ ಸೇಚನೆಯನ್ನು ಹೊಸ ಆಟವೆಂದು ಆಡಿದರು.
ಮನದಣಿಯೆ ಈ ಆಟ ಆಡಿದೆವು. ಥಿಯೊರೆಟಿಶಿಯನ್ ಪಿಂಟೊ “ಯಾಕ್ರಪ್ಪಾ, ದೇಹ ಬಿಸಿಯಾಗಿರುವಾಗ ಇದು ಸರಿಯಲ್ಲ” ಎಂದು ಮುಂತಾಗಿ ಹೇಳುತ್ತಿದ್ದ.
ಅವನನ್ನು ಬಲವಾಗಿಯೇ ಕೆಣಕಿದೆ, “ಪಿಂಟೋ! ನೀನು ಆ ಆಟವಾಡಿದರೆ ನಾನೂ ಆಡುತ್ತೇನೆ. ನಿನಗೆ ಧೈರ್ಯವಿಲ್ಲ!”
ಎದ್ದರೆ ಆಳಲ್ಲ ಪಿಂಟೋ. ಜಾಂಬವಂತನ ಕೆಲಸ ನಾನು ಮಾಡಿದೊಡನೆ (ನನ್ನ ರೂಪ ಹಾಗಿಲ್ಲ!) ಪಿಂಟೋ ಹನುಮಂತನಾದ. ಸಾಗರೋಲ್ಲಂಘನ ಮಾಡಿಯೇ
ನಾನೂ ಅವನ ಹಿಂದೆ ಧಾವಿಸಿದೆ. ಆದರೆ ಏನು ಮಾಡಿದರೂ ಎಷ್ಟು ಕೆಣಕಿದರೂ ಈಸದಿದ್ದವರು ಇಬ್ಬರು – ವಾಸು, ಕಾರಣ ಈಸುಬಾರದು; ಆದರೆ ಅವನು
ಜಾರಿ ನೀರಿನಲ್ಲಿ ಮುಳುಗಿ ಮಿಂದು ಮೇಲೆದ್ದ. ಇನ್ನೊಬ್ಬ ಜಯರಾಮ, ಕಾರಣ ಶೀತ ಎಂದು ಮುಂತಾಗಿ ಆಗ ಬುರುಡೆ ಹೊಡೆದ. ಹಿಂದಿನಿಂದ ತಿಳಿಯಿತು:
ಅಂಡರ್‌ವೇರೇ ಧರಿಸಿರಲಿಲ್ಲವಂತೆ!
ಮುಂದೆ ರ‍್ಯಾಪ್ಲಿಂಗ್ ನಡೆಯಬೇಕಲ್ಲ. ಶಿಲಾರೋಹಣ ಹೇಗೂ ಆಗಿದೆ. ರ‍್ಯಾಪ್ಲಿಂಗ್ ಮಾಡಲು ಅನುಕೂಲವಾದ ಒಂದು ಕಡಿದಾದ ಬಂಡೆ
ದೊರೆಯಿತು. ಕೊಳದಿಂದ ಹೊರಟ ವಾನರಸೇನೆ ಅದರ ಬುಡದಲ್ಲಿ ಬೀಡುಬಿಟ್ಟಿತು. ಅದರ ಎತ್ತರ ೩೦ ಅಡಿ. ಅಲ್ಲಿ ಮನಸ್ವೀಯಾಗಿ ನಾನಾ ವಿಧದ ರ‍್ಯಾಪ್ಲಿಂಗ್
ಆಡಿ ಹಿಂದಕ್ಕೆ ಹೊರಡುವಾಗ ೫ ಗಂಟೆ ದಾಟಿ ಹೋಗಿತ್ತು. ಹಸಿವು ಬಾಯಾರಿಕೆ ತೀವ್ರವಾದುವು. ದೂರ ನಡೆದಷ್ಟೂ ಮುಗಿಯುವುದಿಲ್ಲ ಎಂದು
ಭಾರವಾದ ದೇಹಗಳನ್ನು, ಸೆಟೆದು ನಿಂತ ಕಾಲುಗಳಿಂದ ಎಳೆದುಕೊಂಡು ಹೋಗಿ ಬಂಗ್ಲೆ ತಲಪುವಾಗ ೮ ಗಂಟೆ ರಾತ್ರಿ ಮೀರಿತ್ತು. ದೊರೆಗಳು ಉದ್ವಿಗ್ನರಾಗಿದ್ದರು.
ಸುರಕ್ಷಿತವಾಗಿ ಹೆಮ್ಮೆಯಿಂದ ಮರಳಿ ಬಂದುದು ಅವರಿಗೆ ಸಂತೋಷವೀಯಿತಾದರೂ ಅವರ ಭಾವನೆಯನ್ನು ನಮಗೆ ತಿಳಿಸಿಯೇ ಬಿಟ್ಟರು.
“ನೀವು ಸಂತೋಷಪಡಿ, ಸಾಹಸಪ್ರದರ್ಶನ ಮಾಡಿ. ಅದಕ್ಕಾಗಿಯೇ ನಾವಿಲ್ಲಿಗೆ ಬಂದದ್ದು. ಆದರೆ ಕತ್ತಲೆಗೆ ಮೊದಲು ಹಿಂದೆ ಬರಲೇಬೇಕು. ಇಲ್ಲವಾದರೆ ಇಲ್ಲಿ
ಏನೆಂದು ತಿಳಿಯಬೇಕು? ಪ್ರತಿಯೊಂದು ಮಗುವಿನ ಜೀವನವೂ ನನ್ನ ಪವಿತ್ರ ಹೊಣೆಯಲ್ಲವೇ?” [ಸುಮಾರು ಎರಡು ದಶಕಗಳನಂತರದ ನನ್ನ
ವೈವಿಧ್ಯಮಯ ಅನುಭವಗಳ ಓದಿಗಾಗಿಇಲ್ಲಿ ಚಿಟಿಕೆ ಹೊಡೆಯಿರಿ – ಅಶೋಕವರ್ಧನ]
ನಿಮ್ಮ ಊಟ ಇಲ್ಲಿದೆ
ಅಧ್ಯಾಯ ನಲ್ವತ್ತೊಂಬತ್ತು
ನಾವೆಲ್ಲರೂ ಬಿಸಿ ಬಿಸಿ ಟೀ ಕುಡಿಯುತ್ತಿದ್ದಂತೆಯೇ ದೊರೆಗಳೆಂದರು, “ನೀರಿನ ಸಮಸ್ಯೆಯನ್ನು ಪರಿಹರಿಸಿಬಿಟ್ಟೆ.”ನನಗೆ ಆಶ್ಚರ್ಯವೂ ಸಂತೋಷವೂ
ಅವರೇ ಮುಂದುವರಿಸಿದರು, “ನೀವೆಲ್ಲರೂ ಹೋದ ಬಳಿಕ ಉಳಿದವರು ಟೆಂಟ್ ಕೆಲಸ, ಶುಚಿತ್ವ ಕಾರ್ಯ, ನೀರು ತರುವುದು ಮುಂತಾದವನ್ನು
ನಿಸಾರರೂ ಸ್ವಾಮಿಯವರೂ ಆ ಹೊಣೆವಹಿಸಿಕೊಂಡರು. ನನಗೆ ಮತ್ತೇನು ಕೆಲಸ? ಹುಡುಗರು ನೀರನ್ನು ಸಂಗ್ರಹಿಸಿಡಲು ಪಾತ್ರೆಗಳೇ ಇಲ್ಲವಲ್ಲ. ಬೆಳ್ತಂಗಡಿಗೆ